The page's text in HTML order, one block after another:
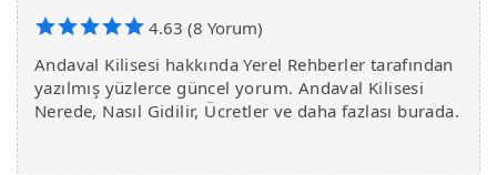
4.63 (8 Yorum)
Andaval Kilisesi hakkında Yerel Rehberler tarafından
yazılmış yüzlerce güncel yorum. Andaval Kilisesi
Nerede, Nasıl Gidilir, Ücretler ve daha fazlası burada.